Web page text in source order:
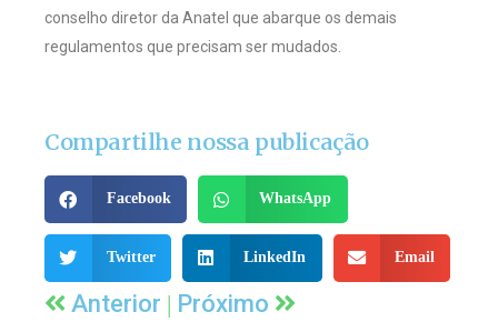
conselho diretor da Anatel que abarque os demais
regulamentos que precisam ser mudados.
Compartilhe nossa publicação
Facebook WhatsApp
Twitter LinkedIn Email
Anterior | Próximo